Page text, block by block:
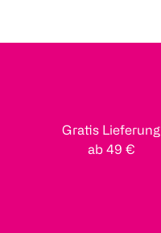
Gratis Lieferung
ab 49 €